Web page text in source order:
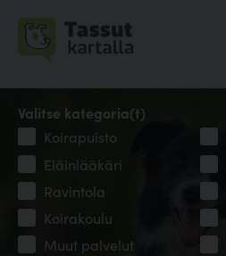
Valitse kategoria(t)
Koirapuisto
Eläinlääkäri
Ravintola
Koirakoulu
Muut palvelut